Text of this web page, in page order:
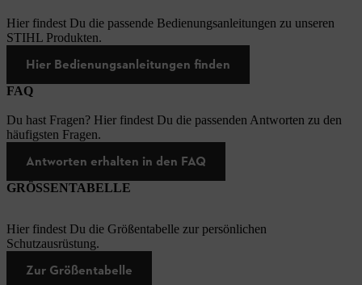
Hier findest Du die passende Bedienungsanleitungen zu unseren
STIHL Produkten.
Hier Bedienungsanleitungen finden
FAQ
Du hast Fragen? Hier findest Du die passenden Antworten zu den
häufigsten Fragen.
Antworten erhalten in den FAQ
GRÖSSENTABELLE
Hier findest Du die Größentabelle zur persönlichen
Schutzausrüstung.
Zur Größentabelle